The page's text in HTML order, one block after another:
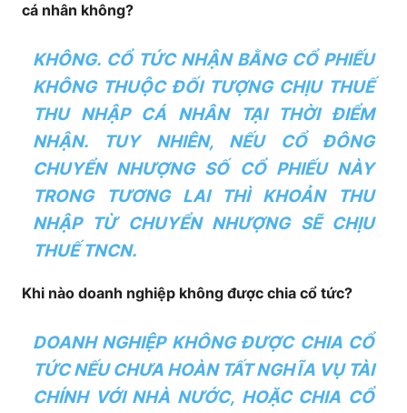
cá nhân không?
KHÔNG. CỔ TỨC NHẬN BẰNG CỔ PHIẾU
KHÔNG THUỘC ĐỐI TƯỢNG CHỊU THUẾ
THU NHẬP CÁ NHÂN TẠI THỜI ĐIỂM
NHẬN. TUY NHIÊN, NẾU CỔ ĐÔNG
CHUYỂN NHƯỢNG SỐ CỔ PHIẾU NÀY
TRONG TƯƠNG LAI THÌ KHOẢN THU
NHẬP TỪ CHUYỂN NHƯỢNG SẼ CHỊU
THUẾ TNCN.
Khi nào doanh nghiệp không được chia cổ tức?
DOANH NGHIỆP KHÔNG ĐƯỢC CHIA CỔ
TỨC NẾU CHƯA HOÀN TẤT NGHĨA VỤ TÀI
CHÍNH VỚI NHÀ NƯỚC, HOẶC CHIA CỔ